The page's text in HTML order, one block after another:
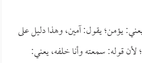
يؤمن؛ يقول: آمين، وهذا دليل على
لأن قوله: سمعته وأنا خلفه، يعني: